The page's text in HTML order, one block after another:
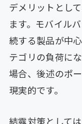
デメリットとし
ます。モバイル
続する製品が中
テゴリの負荷に
場合、後述のポ
現実的です。
結露対策として